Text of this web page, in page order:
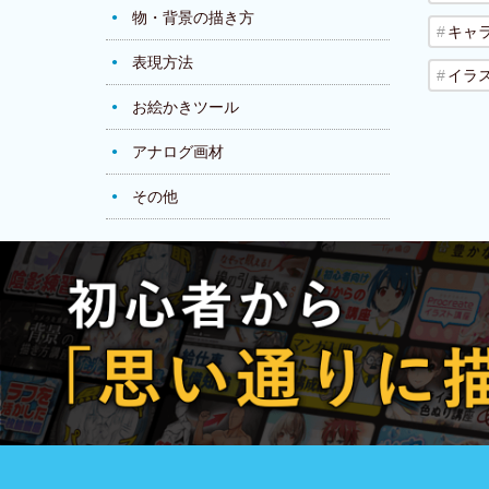
物・背景の描き方
表現方法
お絵かきツール
アナログ画材
その他
キャ
イラ